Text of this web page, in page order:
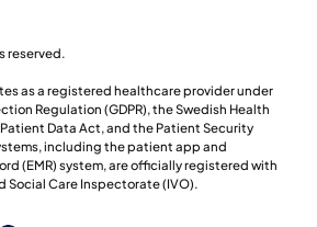
reserved.
as a registered healthcare provider under
Regulation (GDPR), the Swedish Health
Data Act, and the Patient Security
including the patient app and
(EMR) system, are officially registered with
Social Care Inspectorate (IVO).